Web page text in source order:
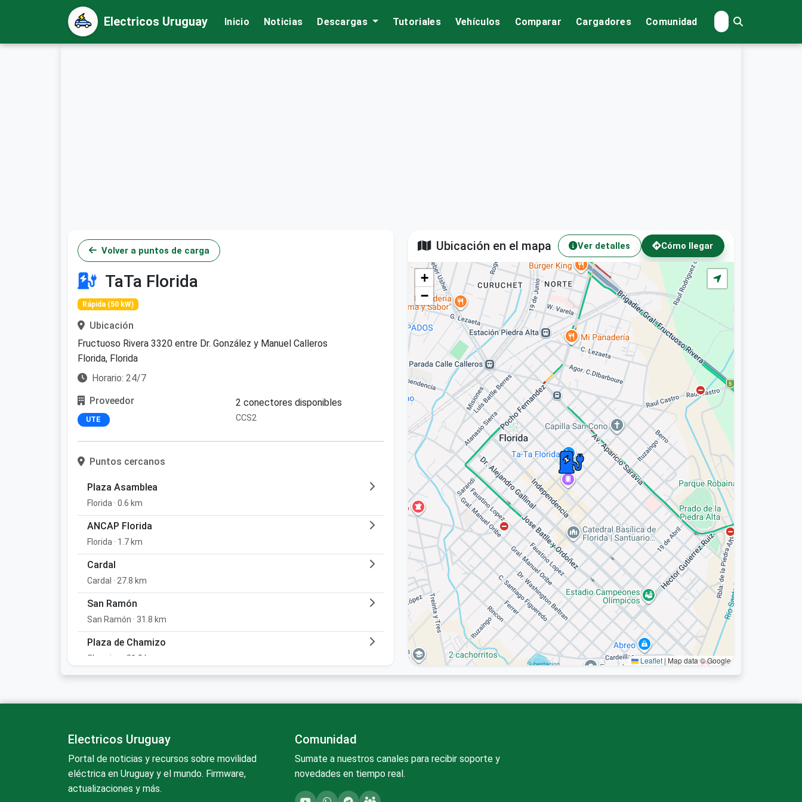
Electricos Uruguay Inicio Noticias Descargas Tutoriales Vehículos Comparar Cargadores Comunidad
Ubicación en el mapa Ver detalles Cómo llegar
+
−
Leaflet | Map data © Google
Volver a puntos de carga
TaTa Florida
Rápida (50 kW)
Ubicación
Fructuoso Rivera 3320 entre Dr. González y Manuel Calleros
Florida, Florida
Horario: 24/7
Proveedor
UTE
2 conectores disponibles
CCS2
Puntos cercanos
Plaza Asamblea
Florida · 0.6 km
ANCAP Florida
Florida · 1.7 km
Cardal
Cardal · 27.8 km
San Ramón
San Ramón · 31.8 km
Plaza de Chamizo
Chamizo · 31.9 km
Ciudad Rodríguez · 45.3 km
ANCAP Canelones
Canelones · 46.4 km
Ancap Canelones
Electricos Uruguay
Portal de noticias y recursos sobre movilidad
eléctrica en Uruguay y el mundo. Firmware,
actualizaciones y más.
Comunidad
Sumate a nuestros canales para recibir soporte y
novedades en tiempo real.